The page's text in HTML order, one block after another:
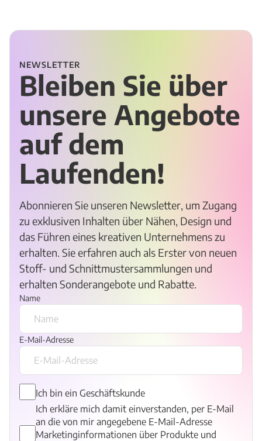
NEWSLETTER
Bleiben Sie über
unsere Angebote
auf dem
Laufenden!
Abonnieren Sie unseren Newsletter, um Zugang
zu exklusiven Inhalten über Nähen, Design und
das Führen eines kreativen Unternehmens zu
erhalten. Sie erfahren auch als Erster von neuen
Stoff- und Schnittmustersammlungen und
erhalten Sonderangebote und Rabatte.
Name
E-Mail-Adresse
Ich bin ein Geschäftskunde
Ich erkläre mich damit einverstanden, per E-Mail
an die von mir angegebene E-Mail-Adresse
Marketinginformationen über Produkte und